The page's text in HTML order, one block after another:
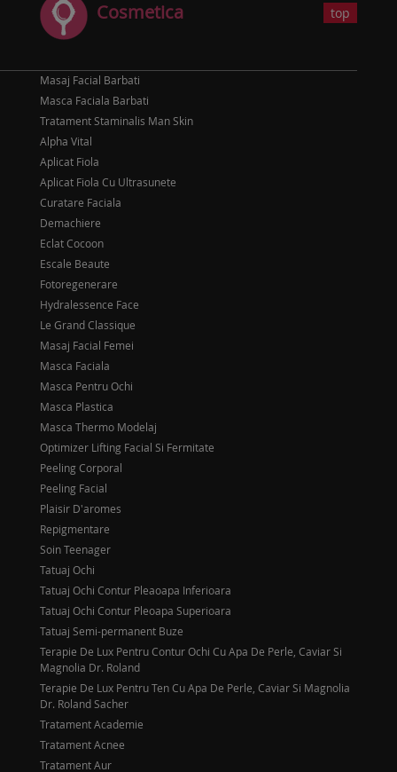
top
Cosmetica
Masaj Facial Barbati
Masca Faciala Barbati
Tratament Staminalis Man Skin
Alpha Vital
Aplicat Fiola
Aplicat Fiola Cu Ultrasunete
Curatare Faciala
Demachiere
Eclat Cocoon
Escale Beaute
Fotoregenerare
Hydralessence Face
Le Grand Classique
Masaj Facial Femei
Masca Faciala
Masca Pentru Ochi
Masca Plastica
Masca Thermo Modelaj
Optimizer Lifting Facial Si Fermitate
Peeling Corporal
Peeling Facial
Plaisir D'aromes
Repigmentare
Soin Teenager
Tatuaj Ochi
Tatuaj Ochi Contur Pleaoapa Inferioara
Tatuaj Ochi Contur Pleoapa Superioara
Tatuaj Semi-permanent Buze
Terapie De Lux Pentru Contur Ochi Cu Apa De Perle, Caviar Si
Magnolia Dr. Roland
Terapie De Lux Pentru Ten Cu Apa De Perle, Caviar Si Magnolia
Dr. Roland Sacher
Tratament Academie
Tratament Acnee
Tratament Aur